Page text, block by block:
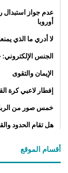
عدم جواز استبدال
أوروبا
لا أدري ما الذي
الجنس
الإيمان والتقوى
إفطار لاعبي كرة
خمس صور من الربا
هل تقام الحدود
أقسام الموقع